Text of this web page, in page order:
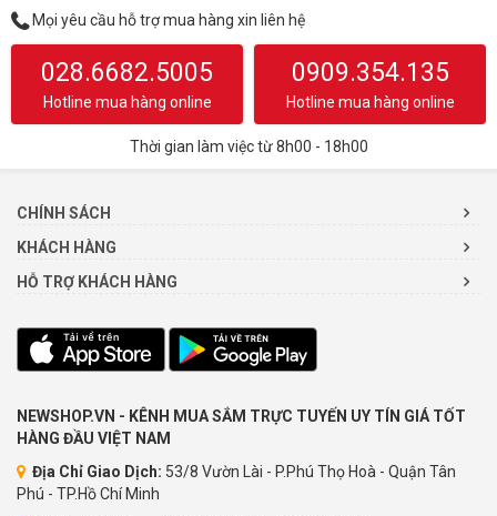
Mọi yêu cầu hỗ trợ mua hàng xin liên hệ
028.6682.5005
Hotline mua hàng online
0909.354.135
Hotline mua hàng online
Thời gian làm việc từ 8h00 - 18h00
CHÍNH SÁCH
KHÁCH HÀNG
HỖ TRỢ KHÁCH HÀNG
NEWSHOP.VN - KÊNH MUA SẮM TRỰC TUYẾN UY TÍN GIÁ TỐT
HÀNG ĐẦU VIỆT NAM
Địa Chỉ Giao Dịch: 53/8 Vườn Lài - P.Phú Thọ Hoà - Quận Tân
Phú - TP.Hồ Chí Minh